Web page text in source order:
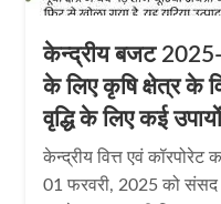
केन्द्रीय बजट
के लिए कृषि क्षेत्र के
वृद्धि के लिए कई
केन्‍द्रीय वित्त एवं कॉरपोरेट
01 फरवरी, 2025 को